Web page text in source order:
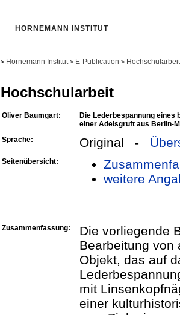
HORNEMANN INSTITUT
> Hornemann Institut > E-Publication >
Hochschularbeit
Oliver Baumgart:
Die Lederbespannung eines
einer Adelsgruft aus Berlin-
Sprache:
Original -
Seitenübersicht:
weitere
Zusammenfassung:
Die vorliegende
Bearbeitung von
Objekt, das auf
mit
einer